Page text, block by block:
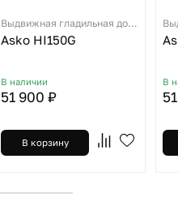
Выдвижная гладильная доска
Asko HI150G
В наличии
51 900 ₽
В корзину
В